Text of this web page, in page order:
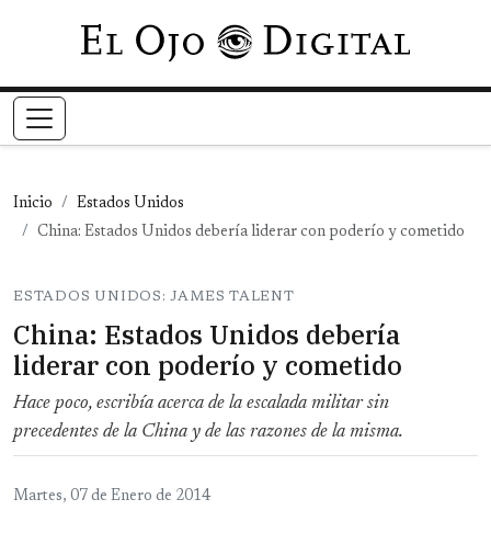
Pasar al contenido principal
Inicio
Estados Unidos
China: Estados Unidos debería liderar con poderío y cometido
ESTADOS UNIDOS: JAMES TALENT
China: Estados Unidos debería
liderar con poderío y cometido
Hace poco, escribía acerca de la escalada militar sin
precedentes de la China y de las razones de la misma.
Martes, 07 de Enero de 2014